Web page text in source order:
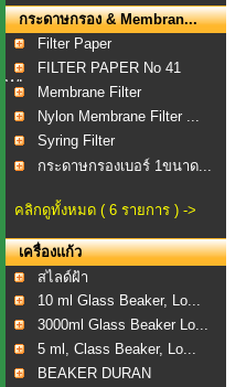
กระดาษกรอง & Membran...
Filter Paper
FILTER PAPER No 41
WI...
Membrane Filter
Nylon Membrane Filter ...
Syring Filter
กระดาษกรองเบอร์ 1ขนาด...
คลิกดูทั้งหมด ( 6 รายการ ) ->
เครื่องแก้ว
สไลด์ฝ้า
10 ml Glass Beaker, Lo...
3000ml Glass Beaker Lo...
5 ml, Class Beaker, Lo...
BEAKER DURAN